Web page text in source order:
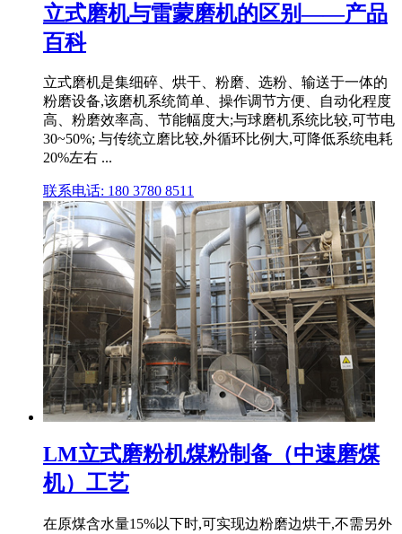
立式磨机与雷蒙磨机的区别——产品
百科
立式磨机是集细碎、烘干、粉磨、选粉、输送于一体的
粉磨设备,该磨机系统简单、操作调节方便、自动化程度
高、粉磨效率高、节能幅度大;与球磨机系统比较,可节电
30~50%; 与传统立磨比较,外循环比例大,可降低系统电耗
20%左右 ...
联系电话: 180 3780 8511
LM立式磨粉机煤粉制备（中速磨煤
机）工艺
在原煤含水量15%以下时,可实现边粉磨边烘干,不需另外